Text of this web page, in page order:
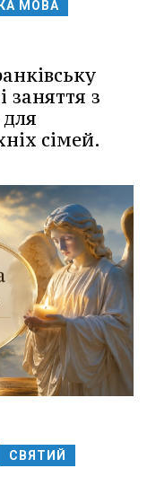
МОВА
заняття з
сімей.
СВЯТИЙ